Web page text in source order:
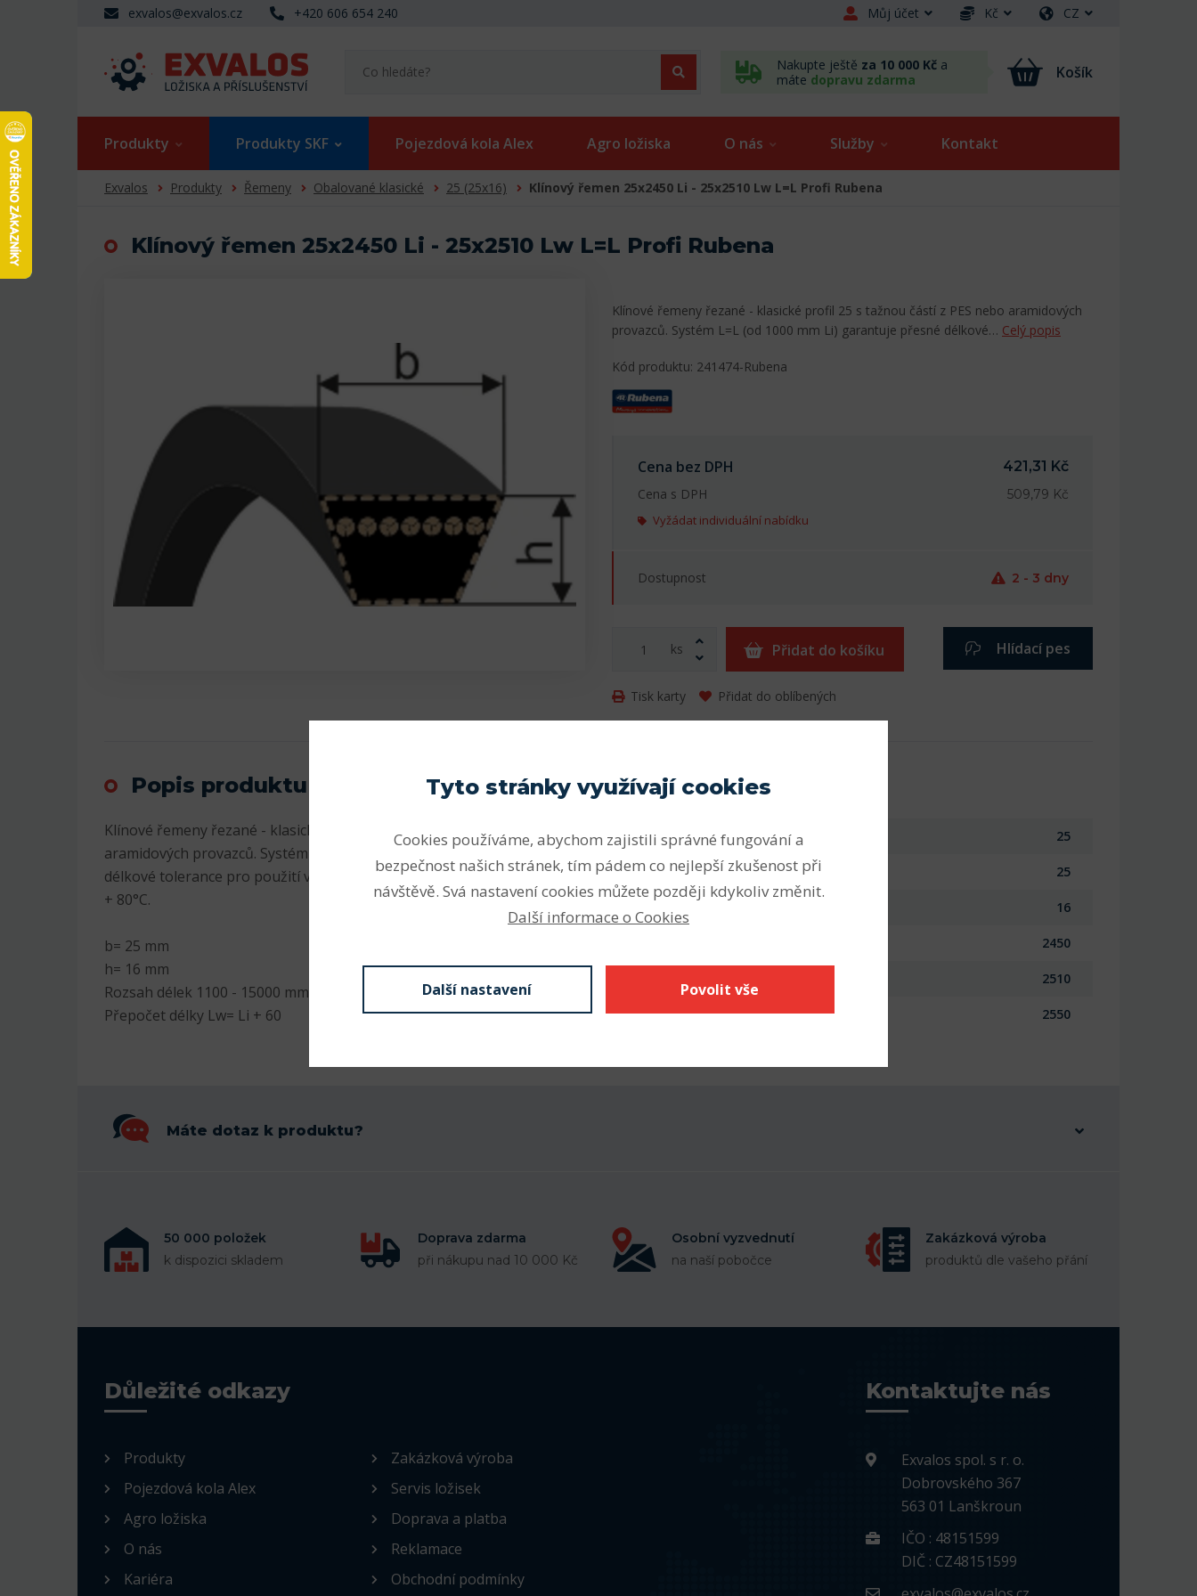
exvalos@exvalos.cz +420 606 654 240 Můj účet Kč CZ
Nakupte ještě za 10 000 Kč a
máte dopravu zdarma Košík
Produkty Produkty SKF Pojezdová kola Alex Agro ložiska O nás Služby Kontakt
Exvalos Produkty Řemeny Obalované klasické 25 (25x16) Klínový řemen 25x2450 Li - 25x2510 Lw L=L Profi Rubena
Klínový řemen 25x2450 Li - 25x2510 Lw L=L Profi Rubena
Klínové řemeny řezané - klasické profil 25 s tažnou částí z PES nebo aramidových
provazců. Systém L=L (od 1000 mm Li) garantuje přesné délkové… Celý popis
Kód produktu: 241474-Rubena
Cena bez DPH
421,31 Kč
Cena s DPH
509,79 Kč
Vyžádat individuální nabídku
Dostupnost 2 - 3 dny
ks Přidat do košíku Hlídací pes
Tisk karty Přidat do oblíbených
Popis produktu
Klínové řemeny řezané - klasické profil 25 s tažnou částí z PES nebo
aramidových provazců. Systém L=L (od 1000 mm Li) garantuje přesné
délkové tolerance pro použití v sadě. Odolnost vůči teplotám od -30 do
+ 80°C.
b= 25 mm
h= 16 mm
Rozsah délek 1100 - 15000 mm
Přepočet délky Lw= Li + 60
Parametry
Profil 25
Šířka profilu (mm) 25
16
2450
2510
Vnější délka La (mm) 2550
Máte dotaz k produktu?
50 000 položek
k dispozici skladem
Doprava zdarma
při nákupu nad 10 000 Kč
Osobní vyzvednutí
na naší pobočce
Zakázková výroba
produktů dle vašeho přání
Důležité odkazy
Produkty
Pojezdová kola Alex
Agro ložiska
O nás
Kariéra
Zakázková výroba
Servis ložisek
Doprava a platba
Reklamace
Obchodní podmínky
Kontaktujte nás
Exvalos spol. s r. o.
Dobrovského 367
563 01 Lanškroun
IČO : 48151599
DIČ : CZ48151599
Tyto stránky využívají cookies
Cookies používáme, abychom zajistili správné fungování a
bezpečnost našich stránek, tím pádem co nejlepší zkušenost při
návštěvě. Svá nastavení cookies můžete později kdykoliv změnit.
Další informace o Cookies
Další nastavení Povolit vše